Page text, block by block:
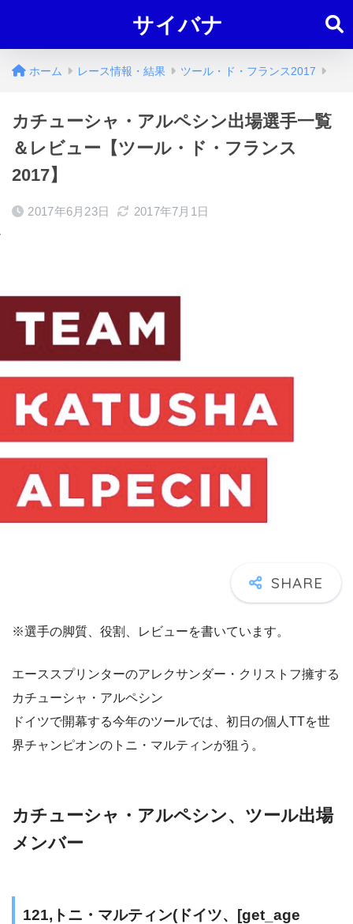
サイバナ
ホーム レース情報・結果 ツール・ド・フランス2017
カチューシャ・アルペシン出場選手一覧
＆レビュー【ツール・ド・フランス
2017】
2017年6月23日 2017年7月1日
※選手の脚質、役割、レビューを書いています。
エーススプリンターのアレクサンダー・クリストフ擁する
カチューシャ・アルペシン
ドイツで開幕する今年のツールでは、初日の個人TTを世
界チャンピオンのトニ・マルティンが狙う。
カチューシャ・アルペシン、ツール出場
メンバー
121,トニ・マルティン(ドイツ、[get_age